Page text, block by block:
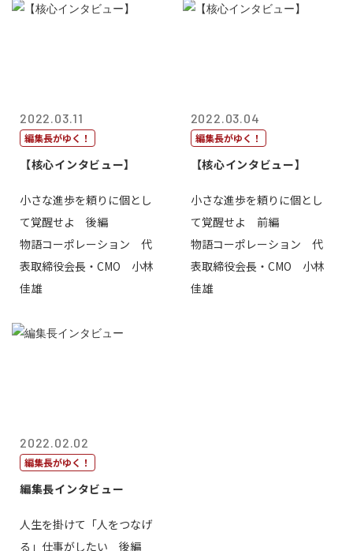
2022.03.11
編集長がゆく！
【核心インタビュー】
小さな進歩を頼りに個とし
て覚醒せよ 後編
物語コーポレーション 代
表取締役会長・CMO 小林
佳雄
2022.03.04
編集長がゆく！
【核心インタビュー】
小さな進歩を頼りに個とし
て覚醒せよ 前編
物語コーポレーション 代
表取締役会長・CMO 小林
佳雄
2022.02.02
編集長がゆく！
編集長インタビュー
人生を掛けて「人をつなげ
る」仕事がしたい 後編